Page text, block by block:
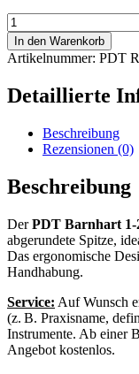
R060
BARNHART
1-
2
In den Warenkorb
Artikelnummer: PDT
Detaillierte
Beschreibung
Rezensionen (0)
Beschreibung
DerPDT Barnhart 1-
abgerundete Spitze,
Das ergonomische
Handhabung.
Service: Auf Wunsch
(z. B. Praxisname,
Instrumente. Ab einer
Angebot kostenlos.